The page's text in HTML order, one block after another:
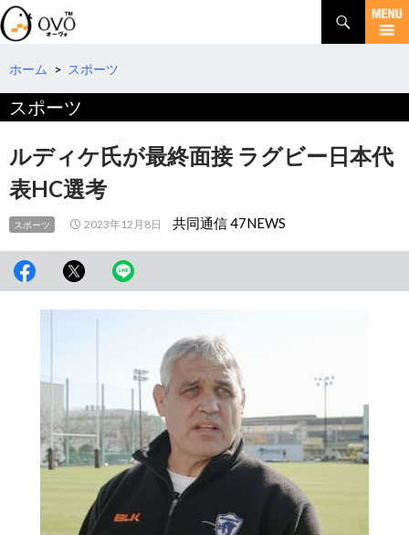
検
索
コ
テ
へ
動
ホーム > スポーツ
スポーツ
ルディケ氏が最終面接 ラグビー日本代
表HC選考
スポーツ 2023年12月8日 共同通信 47NEWS